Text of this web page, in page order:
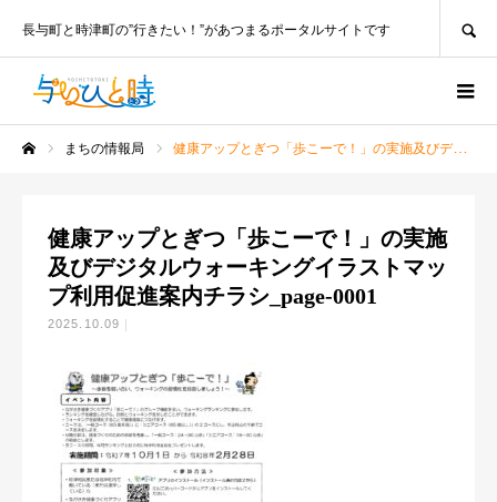
長与町と時津町の”行きたい！”があつまるポータルサイトです
まちの情報局 健康アップとぎつ「歩こーで！」の実施及びデジタルウォーキングイラストマップ利用促進案内チラシ_page-0001
健康アップとぎつ「歩こーで！」の実施
及びデジタルウォーキングイラストマッ
プ利用促進案内チラシ_page-0001
2025.10.09